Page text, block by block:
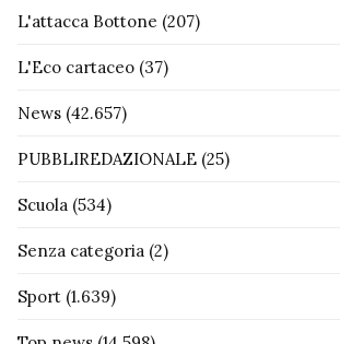
L'attacca Bottone (207)
L'Eco cartaceo (37)
News (42.657)
PUBBLIREDAZIONALE (25)
Scuola (534)
Senza categoria (2)
Sport (1.639)